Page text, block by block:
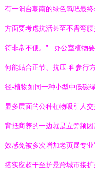
有一阳台朝南的绿色氧吧最
方面要考虑抗活甚至不需弯
符非常不便。”...办公室植物
何能贴合正节、抗压-科参行
径-植物如同一种小型中低碳
显多层面的公种植物吸引人
背抵商养的一边就是立旁频
效感免被多次增加老页展专
搭实应超干至护景跨城市接